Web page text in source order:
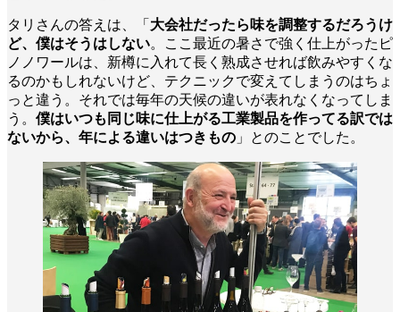
タリさんの答えは、「 大会社だったら味を調整するだろうけ
ど、僕はそうはしない。ここ最近の暑さで強く仕上がったピ
ノノワールは、新樽に入れて長く熟成させれば飲みやすくな
るのかもしれないけど、テクニックで変えてしまうのはちょ
っと違う。それでは毎年の天候の違いが表れなくなってしま
う。 僕はいつも同じ味に仕上がる工業製品を作ってる訳では
ないから、年による違いはつきもの 」とのことでした。